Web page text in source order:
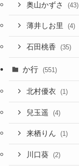
奥山かずさ (43)
薄井しお里 (4)
石田桃香 (35)
か行 (551)
北村優衣 (1)
兒玉遥 (4)
来栖りん (1)
川口葵 (2)